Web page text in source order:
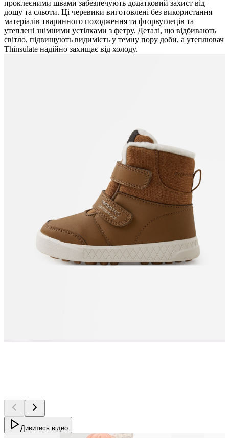
проклеєними швами забезпечують додатковий захист від
дощу та сльоти. Ці черевики виготовлені без використання
матеріалів тваринного походження та фторвуглеців та
утеплені знімними устілками з фетру. Деталі, що відбивають
світло, підвищують видимість у темну пору доби, а утеплювач
Thinsulate надійно захищає від холоду.
Дивитись відео